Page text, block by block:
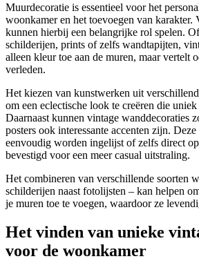
Muurdecoratie is essentieel voor het
woonkamer en het toevoegen van karakter.
kunnen hierbij een belangrijke rol spelen.
schilderijen, prints of zelfs wandtapijten,
alleen kleur toe aan de muren, maar vertelt
verleden.
Het kiezen van kunstwerken uit
om een eclectische look te creëren die
Daarnaast kunnen vintage wanddecoraties
posters ook interessante accenten zijn.
eenvoudig worden ingelijst of zelfs direct
bevestigd voor een meer casual uitstraling.
Het combineren van verschillende soorten
schilderijen naast fotolijsten – kan helpen
je muren toe te voegen, waardoor ze
Het vinden van unieke
voor de woonkamer